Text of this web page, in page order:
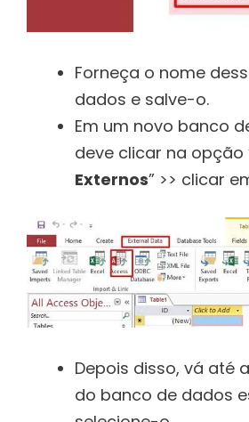
Forneça o nome
dados e salve-o.
Em um novo banco
deve clicar na opção
Externos” >> clicar
Depois disso, vá até
do banco de dados